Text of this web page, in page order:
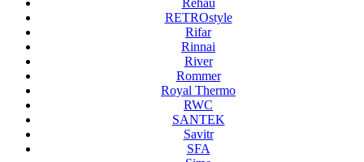
Rehau
RETROstyle
Rifar
Rinnai
River
Rommer
Royal Thermo
RWC
SANTEK
Savitr
SFA